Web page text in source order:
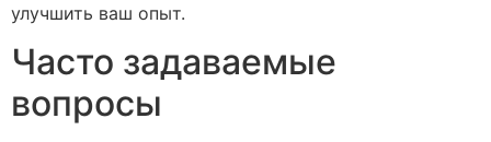
улучшить ваш опыт.
Часто задаваемые
вопросы